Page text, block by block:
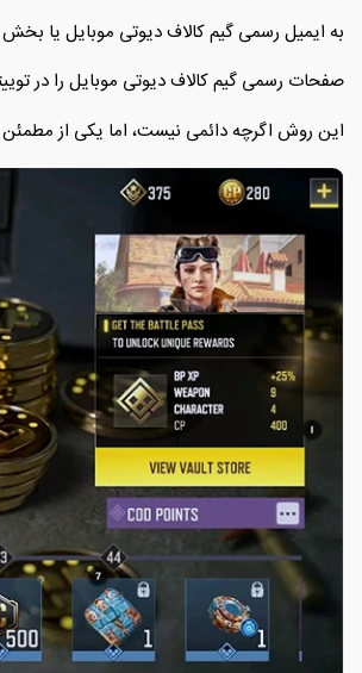
به ایمیل رسمی گیم کالاف دیوتی موبایل یا بخش Announcements در گیم سر بزنید.
صفحات رسمی گیم کالاف دیوتی موبایل را در
این روش اگرچه دائمی نیست، اما یکی از